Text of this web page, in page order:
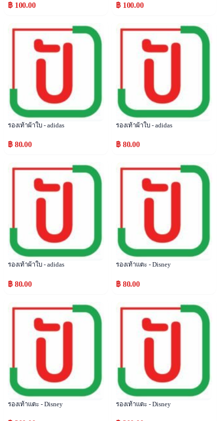
฿ 100.00 ฿ 100.00
Popular
รองเท้าผ้าใบ - adidas
฿ 80.00
Popular
รองเท้าผ้าใบ - adidas
฿ 80.00
Popular
รองเท้าผ้าใบ - adidas
฿ 80.00
Popular
รองเท้าแตะ - Disney
฿ 80.00
Popular
รองเท้าแตะ - Disney
Popular
รองเท้าแตะ - Disney